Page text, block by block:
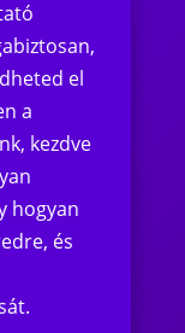
el
a
kezdve
hogyan
és